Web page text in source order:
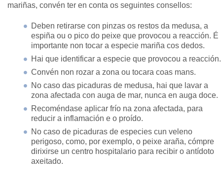
mariñas, convén ter en conta os seguintes consellos:
Deben retirarse con pinzas os restos da medusa, a
espiña ou o pico do peixe que provocou a reacción. É
importante non tocar a especie mariña cos dedos.
Hai que identificar a especie que provocou a reacción.
Convén non rozar a zona ou tocara coas mans.
No caso das picaduras de medusa, hai que lavar a
zona afectada con auga de mar, nunca en auga doce.
Recoméndase aplicar frío na zona afectada, para
reducir a inflamación e o proído.
No caso de picaduras de especies cun veleno
perigoso, como, por exemplo, o peixe araña, cómpre
dirixirse un centro hospitalario para recibir o antídoto
axeitado.